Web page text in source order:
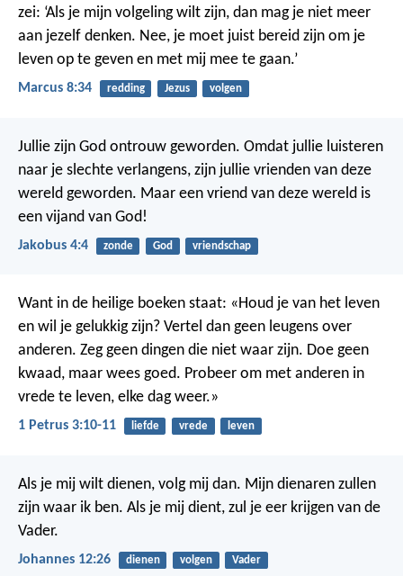
zei: ‘Als je mijn volgeling wilt zijn, dan mag je niet meer
aan jezelf denken. Nee, je moet juist bereid zijn om je
leven op te geven en met mij mee te gaan.’
Marcus 8:34 redding Jezus volgen
Jullie zijn God ontrouw geworden. Omdat jullie luisteren
naar je slechte verlangens, zijn jullie vrienden van deze
wereld geworden. Maar een vriend van deze wereld is
een vijand van God!
Jakobus 4:4 zonde God vriendschap
Want in de heilige boeken staat: «Houd je van het leven
en wil je gelukkig zijn? Vertel dan geen leugens over
anderen. Zeg geen dingen die niet waar zijn. Doe geen
kwaad, maar wees goed. Probeer om met anderen in
vrede te leven, elke dag weer.»
1 Petrus 3:10-11 liefde vrede leven
Als je mij wilt dienen, volg mij dan. Mijn dienaren zullen
zijn waar ik ben. Als je mij dient, zul je eer krijgen van de
Vader.
Johannes 12:26 dienen volgen Vader